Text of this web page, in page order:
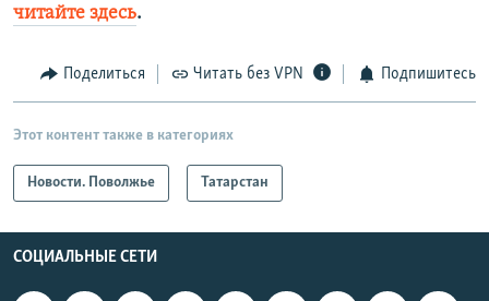
читайте здесь.
Поделиться Читать без VPN Подпишитесь
Этот контент также в категориях
Новости. Поволжье Татарстан
СОЦИАЛЬНЫЕ СЕТИ